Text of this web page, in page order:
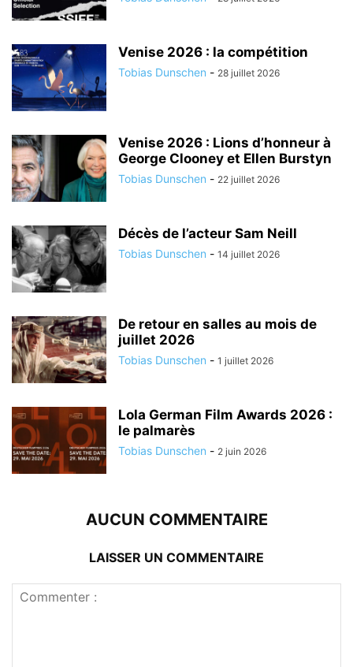
Venise 2026 : la compétition
Tobias Dunschen - 28 juillet 2026
Venise 2026 : Lions d’honneur à
George Clooney et Ellen Burstyn
Tobias Dunschen - 22 juillet 2026
Décès de l’acteur Sam Neill
Tobias Dunschen - 14 juillet 2026
De retour en salles au mois de
juillet 2026
Tobias Dunschen - 1 juillet 2026
Lola German Film Awards 2026 :
le palmarès
Tobias Dunschen - 2 juin 2026
AUCUN COMMENTAIRE
LAISSER UN COMMENTAIRE